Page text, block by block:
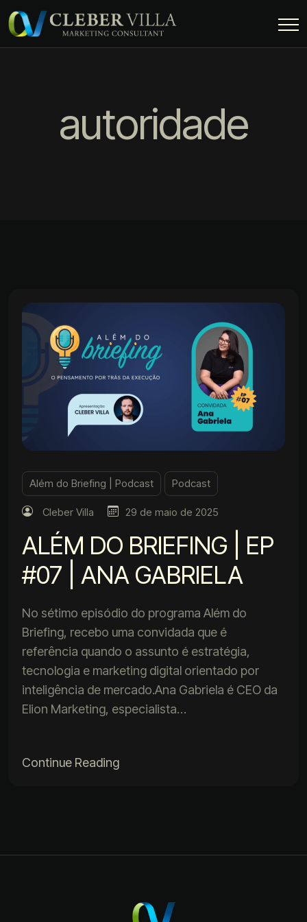
autoridade
Além do Briefing | Podcast Podcast
Cleber Villa 29 de maio de 2025
ALÉM DO BRIEFING | EP
#07 | ANA GABRIELA
No sétimo episódio do programa Além do
Briefing, recebo uma convidada que é
referência quando o assunto é estratégia,
tecnologia e marketing digital orientado por
inteligência de mercado.Ana Gabriela é CEO da
Elion Marketing, especialista…
Continue Reading